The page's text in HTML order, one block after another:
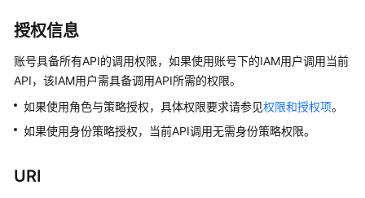
介
数
据
治
理
法
授权信息
账号具备所有API的调用权限，如果使用账号下的IAM用户调用当前
API，该IAM用户需具备调用API所需的权限。
如果使用角色与策略授权，具体权限要求请参见权限和授权项。
如果使用身份策略授权，当前API调用无需身份策略权限。
URI